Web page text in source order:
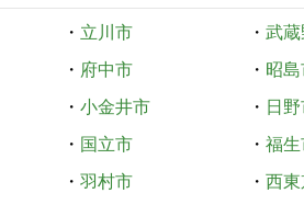
・ 立川市 ・ 武
・ 府中市 ・ 昭
・ 小金井市 ・ 日
・ 国立市 ・ 福生
・ 羽村市 ・ 西